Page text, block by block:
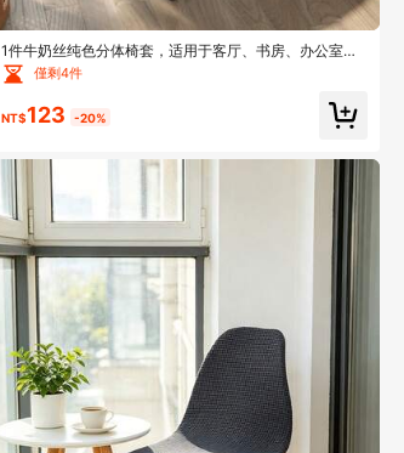
1件牛奶丝纯色分体椅套，适用于客厅、书房、办公室，
四季皆宜，现代简约风格
僅剩4件
NT$123 -20%